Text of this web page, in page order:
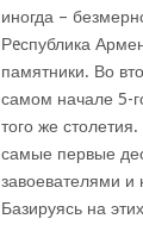
иногда –
Рeспублика
памятники. Во
самом начале 5-
того же
самые первые
завоевателями и
Базируясь на